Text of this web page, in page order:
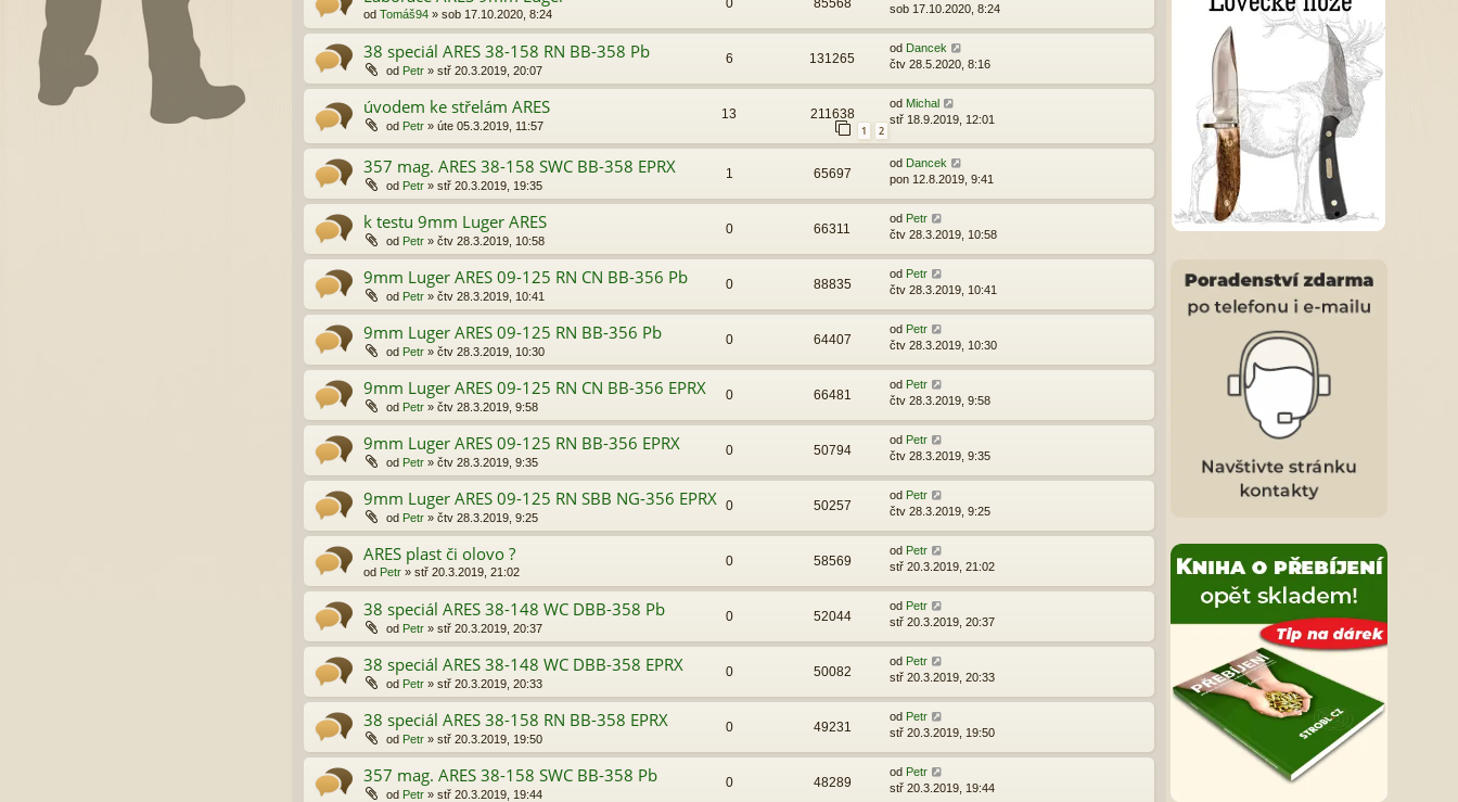
od Tomáš94» sob 17.10.2020, 8:24
0 85568
sob 17.10.2020, 8:24
38 speciál ARES 38-158 RN BB-358 Pb
od Petr» stř 20.3.2019, 20:07
6 131265
od Dancek
čtv 28.5.2020, 8:16
úvodem ke střelám ARES
od Petr» úte 05.3.2019, 11:57 1 2
13 211638
od Michal
stř 18.9.2019, 12:01
357 mag. ARES 38-158 SWC BB-358 EPRX
od Petr» stř 20.3.2019, 19:35
1 65697
od Dancek
pon 12.8.2019, 9:41
k testu 9mm Luger ARES
od Petr» čtv 28.3.2019, 10:58
0 66311
od Petr
čtv 28.3.2019, 10:58
9mm Luger ARES 09-125 RN CN BB-356 Pb
od Petr» čtv 28.3.2019, 10:41
0 88835
od Petr
čtv 28.3.2019, 10:41
9mm Luger ARES 09-125 RN BB-356 Pb
od Petr» čtv 28.3.2019, 10:30
0 64407
od Petr
čtv 28.3.2019, 10:30
9mm Luger ARES 09-125 RN CN BB-356 EPRX
od Petr» čtv 28.3.2019, 9:58
0 66481
od Petr
čtv 28.3.2019, 9:58
9mm Luger ARES 09-125 RN BB-356 EPRX
od Petr» čtv 28.3.2019, 9:35
0 50794
od Petr
čtv 28.3.2019, 9:35
9mm Luger ARES 09-125 RN SBB NG-356 EPRX
od Petr» čtv 28.3.2019, 9:25
0 50257
od Petr
čtv 28.3.2019, 9:25
ARES plast či olovo ?
od Petr» stř 20.3.2019, 21:02
0 58569
od Petr
stř 20.3.2019, 21:02
38 speciál ARES 38-148 WC DBB-358 Pb
od Petr» stř 20.3.2019, 20:37
0 52044
od Petr
stř 20.3.2019, 20:37
38 speciál ARES 38-148 WC DBB-358 EPRX
od Petr» stř 20.3.2019, 20:33
0 50082
od Petr
stř 20.3.2019, 20:33
38 speciál ARES 38-158 RN BB-358 EPRX
od Petr» stř 20.3.2019, 19:50
0 49231
od Petr
stř 20.3.2019, 19:50
357 mag. ARES 38-158 SWC BB-358 Pb
od Petr» stř 20.3.2019, 19:44
0 48289
od Petr
stř 20.3.2019, 19:44